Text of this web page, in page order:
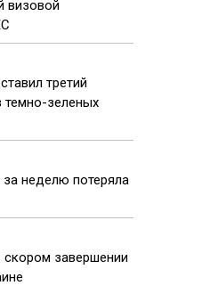
визовой
третий
зеленых
неделю потеряла
скором завершении